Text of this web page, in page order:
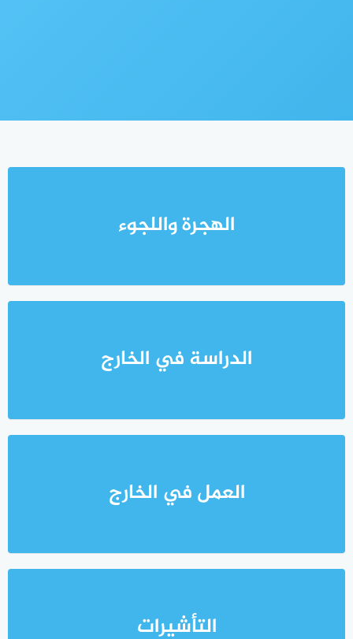
الهجرة واللجوء
الدراسة في الخارج
العمل في الخارج
التأشيرات